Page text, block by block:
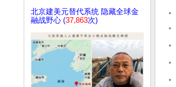
北京建美元替代系统 隐藏全球金
融战野心 (37,863次)